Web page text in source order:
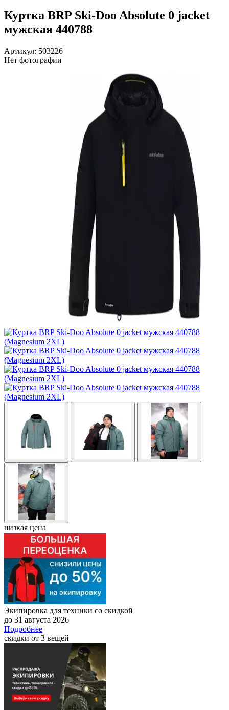
Куртка BRP Ski-Doo Absolute 0 jacket
мужская 440788
Артикул: 503226
Нет фотографии
низкая цена
Экипировка для техники со скидкой
до 31 августа 2026
Подробнее
скидки от 3 вещей